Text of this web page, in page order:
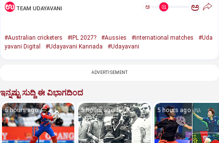
TEAM UDAYAVANI ಅ ಅ
#Australian cricketers #IPL 2027? #Aussies #international matches
#Uda
yavani Digital
#Udayavani Kannada #Udayavani
ADVERTISEMENT
ಇನ್ನಷ್ಟು ಸುದ್ದಿ ಈ ವಿಭಾಗದಿಂದ
5 hours ago 5 hours ago 5 hours ago